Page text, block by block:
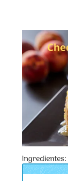
Ingredientes: